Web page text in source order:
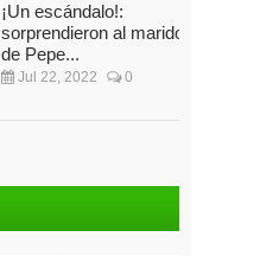
¡Un escándalo!:
sorprendieron al marido
de Pepe...
Jul 22, 2022 0